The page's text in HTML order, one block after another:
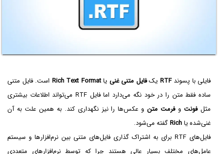
فایلی با پسوندRTF یکفایل متنی غنی یاRich Text Format است. فایل متنی
ساده فقط متن را در خود نگه می‌دارد اما فایل RTF می‌تواند اطلاعات بیشتری
مثلفونتوفرمت متنو عکس‌ها را نیز نگهداری کند. به همین علت به آن
غنی‌شده یاRichگفته می‌شود.
فایل‌های RTF برای به اشتراک گذاری فایل‌های متنی بین نرم‌افزارها و سیستم
عامل‌های مختلف بسیار عالی هستند چرا که توسط نرم‌افزارهای متعددی